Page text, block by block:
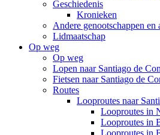
Geschiedenis
Kronieken
Andere genootschappen en
Lidmaatschap
Op weg
Op weg
Lopen naar Santiago de
Fietsen naar Santiago de
Routes
Looproutes naar
Looproutes in
Looproutes in
Looproutes in